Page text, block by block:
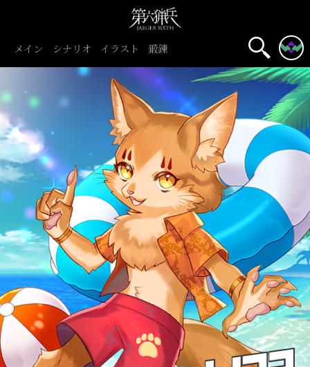
メイン シナリオ イラスト 鍛錬